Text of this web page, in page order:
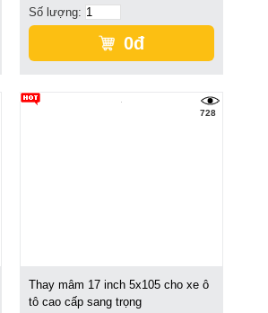
Số lượng:
0đ
728
Thay mâm 17 inch 5x105 cho xe ô
tô cao cấp sang trọng